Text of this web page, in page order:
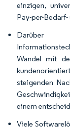
einzigen,
Pay-per-
Wandel mit
steigenden
einem
Viele